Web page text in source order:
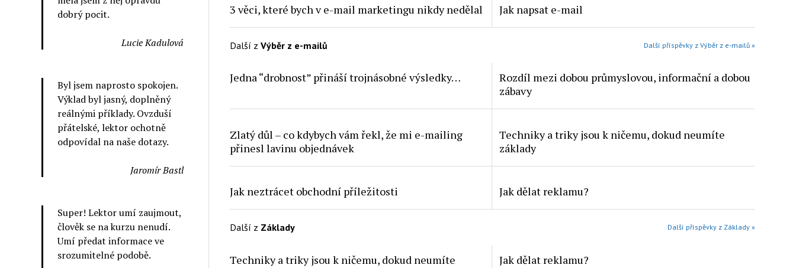
dobrý pocit.
Lucie Kadulová
Byl jsem naprosto spokojen.
Výklad byl jasný, doplněný
reálnými příklady. Ovzduší
přátelské, lektor ochotně
odpovídal na naše dotazy.
Jaromír Bastl
Super! Lektor umí zaujmout,
člověk se na kurzu nenudí.
Umí předat informace ve
srozumitelné podobě.
3 věci, které bych v e-mail marketingu nikdy nedělal Jak napsat e-mail
Další z Výběr z e-mailů Další příspěvky z Výběr z e-mailů »
Jedna “drobnost” přináší trojnásobné výsledky…
Rozdíl mezi dobou průmyslovou, informační a dobou
zábavy
Zlatý důl – co kdybych vám řekl, že mi e-mailing
přinesl lavinu objednávek
Techniky a triky jsou k ničemu, dokud neumíte
základy
Jak neztrácet obchodní příležitosti Jak dělat reklamu?
Další z Základy Další příspěvky z Základy »
Techniky a triky jsou k ničemu, dokud neumíte
Jak dělat reklamu?